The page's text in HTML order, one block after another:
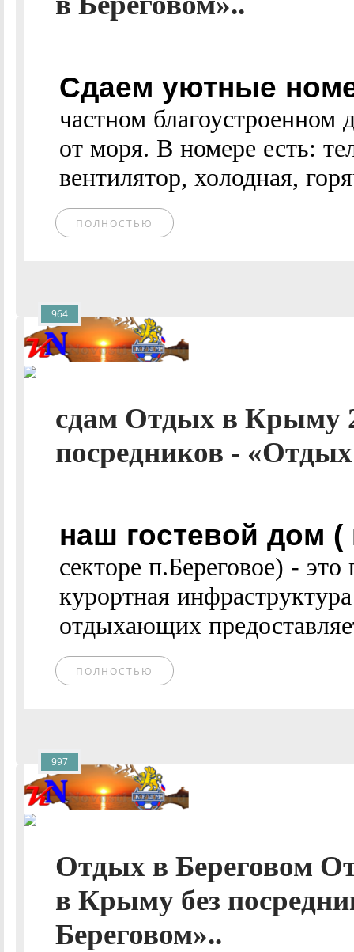
Сдаем уютные
частном благоустроенном
от моря. В номере есть:
вентилятор, холодная,
ПОЛНОСТЬЮ
сдам Отдых в Крыму
посредников -
наш гостевой дом
секторе п.Береговое) -
курортная
отдыхающих
ПОЛНОСТЬЮ
964
Отдых в Береговом
в Крыму без
Береговом»..
997